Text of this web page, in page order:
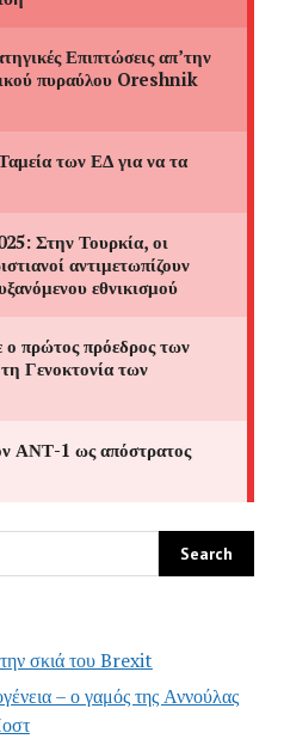
σκιά του Brexit
– ο γαμός της Αννούλας